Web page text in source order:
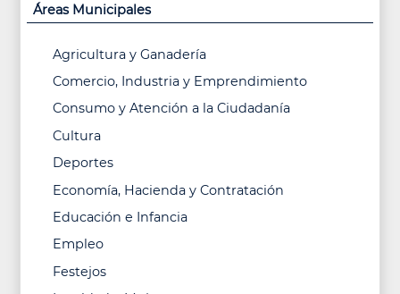
Áreas Municipales
Agricultura y Ganadería
Comercio, Industria y Emprendimiento
Consumo y Atención a la Ciudadanía
Cultura
Deportes
Economía, Hacienda y Contratación
Educación e Infancia
Empleo
Festejos